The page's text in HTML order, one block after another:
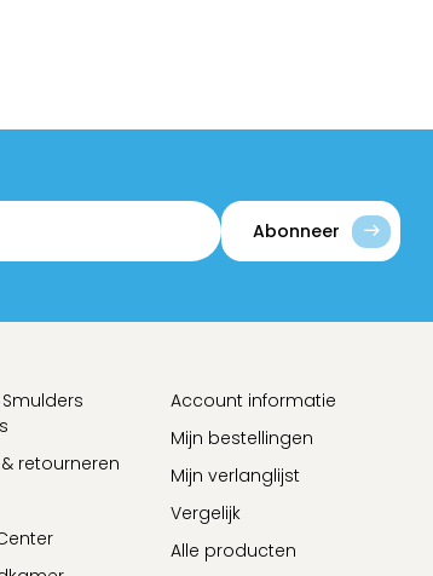
Abonneer
retourneren
Account informatie
Mijn bestellingen
Mijn verlanglijst
Vergelijk
Alle producten